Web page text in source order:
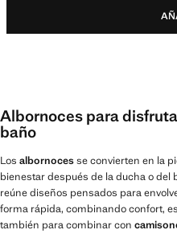
Albornoces para
baño
Los albornocesse convierten en la
bienestar después de la ducha o del
reúne diseños pensados para
forma rápida, combinando confort,
también para combinar con